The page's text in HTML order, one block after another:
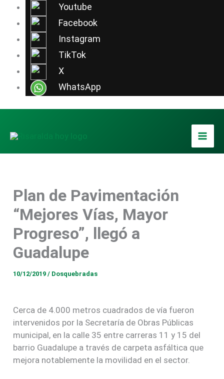
Youtube
Facebook
Instagram
TikTok
X
WhatsApp
contenido
Plan de Pavimentación
“Mejores Vías, Mayor
Progreso”, llegó a
Guadalupe
10/12/2019/ Dosquebradas
Cerca de 4.000 metros cuadrados de vía fueron
intervenidos por la Secretaría de Obras Públicas
municipal, en la calle 35 entre carreras 11 y 15 del
barrio Guadalupe a través de carpeta asfáltica que
mejora notablemente la movilidad en el sector.